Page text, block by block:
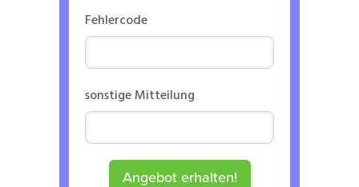
Fehlercode
sonstige Mitteilung
Angebot erhalten!